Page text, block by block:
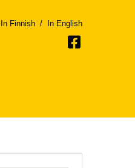
In Finnish / In English